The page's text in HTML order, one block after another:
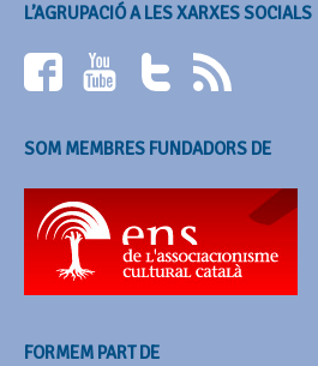
L’AGRUPACIÓ A LES XARXES SOCIALS
SOM MEMBRES FUNDADORS DE
FORMEM PART DE